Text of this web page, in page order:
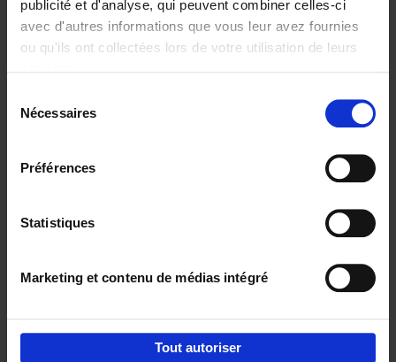
publicité et d'analyse, qui peuvent combiner celles-ci
avec d'autres informations que vous leur avez fournies
ou qu'ils ont collectées lors de votre utilisation de leurs
Nécessaires
Préférences
Statistiques
Marketing et contenu de médias intégré
Tout autoriser
Digital marketing like a PRO -
completely revised edition (EN)